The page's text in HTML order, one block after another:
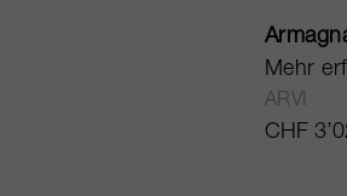
Mehr
ARVI
CHF